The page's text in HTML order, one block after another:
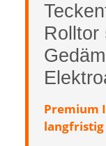
Rolltor
Premium
langfristig